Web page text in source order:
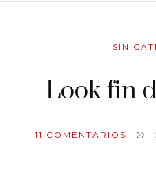
SIN
Look fin
11 COMENTARIOS